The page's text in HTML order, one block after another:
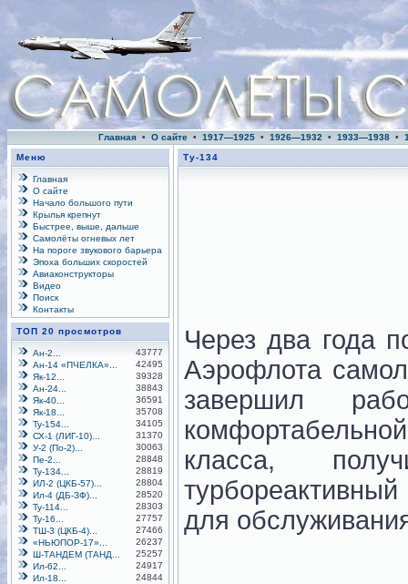
Главная • О сайте • 1917—1925 • 1926—1932 • 1933—1938 •
Меню
Главная
О сайте
Начало большого пути
Крылья крепнут
Быстрее, выше, дальше
Самолёты огневых лет
На пороге звукового барьера
Эпоха больших скоростей
Авиаконструкторы
Видео
Поиск
Контакты
ТОП 20 просмотров
Ан-2...
43777
Ан-14 «ПЧЕЛКА»...
42495
Як-12...
39328
Ан-24...
38843
Як-40...
36591
Як-18...
35708
Ту-154...
34105
СХ-1 (ЛИГ-10)...
31370
У-2 (По-2)...
30063
Пе-2...
28848
Ту-134...
28819
ИЛ-2 (ЦКБ-57)...
28804
Ил-4 (ДБ-ЗФ)...
28520
Ту-114...
28303
Ту-16...
27757
ТШ-3 (ЦКБ-4)...
27466
«НЬЮПОР-17»...
26237
Ш-ТАНДЕМ (ТАНД...
25257
Ил-62...
24917
Ил-18...
24844
Ту-134
Через два года
Аэрофлота
завершил
класса,
для